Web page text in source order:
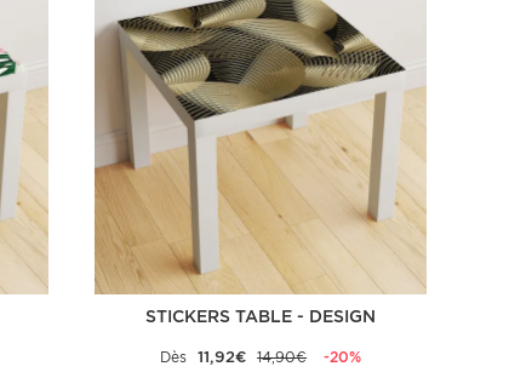
STICKERS TABLE - DESIGN
Dès 11,92€ 14,90€
-20%